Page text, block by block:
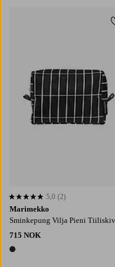
Marimekko
Sminkepung Vilja Pieni
715 NOK
1 farge
5,0 basert på 2 karaktergivninger
5,0 (2)